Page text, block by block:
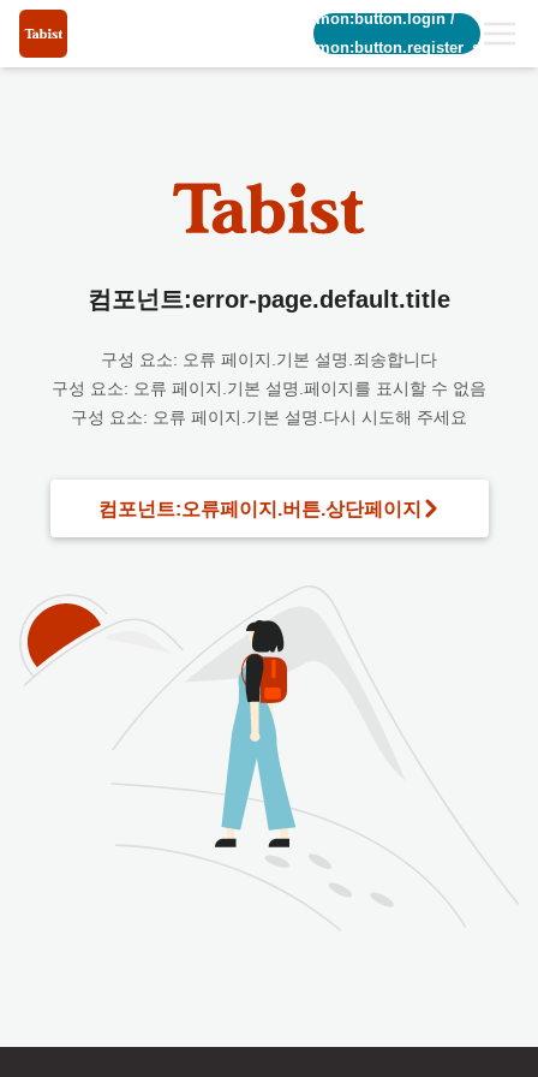
common:button.login/
common:button.register_short
컴포넌트:error-page.default.title
구성 요소: 오류 페이지.기본 설명.죄송합니다
구성 요소: 오류 페이지.기본 설명.페이지를 표시할 수 없음
구성 요소: 오류 페이지.기본 설명.다시 시도해 주세요
컴포넌트:오류페이지.버튼.상단페이지